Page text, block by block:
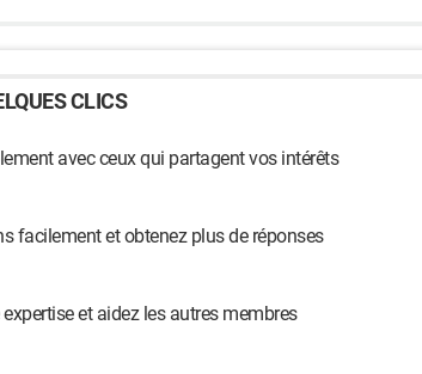
CLICS
avec ceux qui partagent vos intérêts
facilement et obtenez plus de réponses
et aidez les autres membres